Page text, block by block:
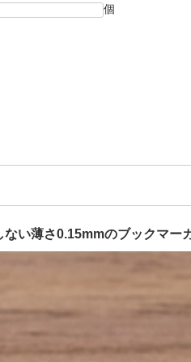
個
い薄さ0.15mmのブックマー